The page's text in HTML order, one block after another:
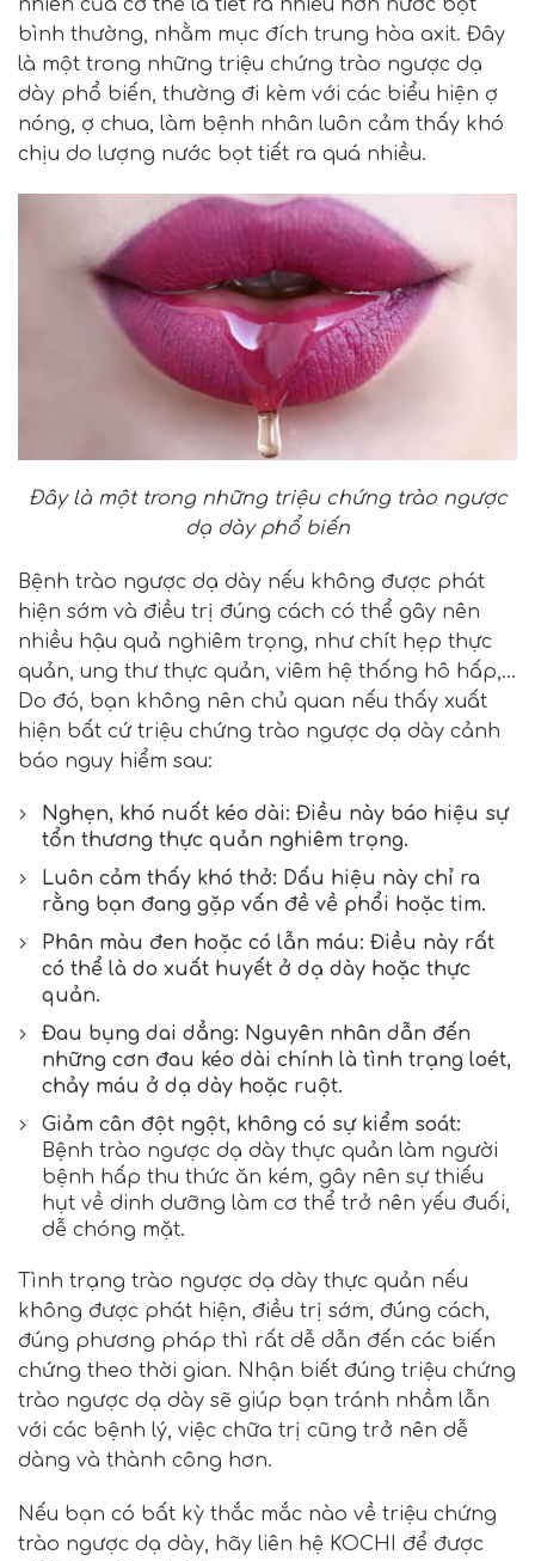
nhiên của cơ thể là tiết ra nhiều hơn nước bọt
bình thường, nhằm mục đích trung hòa axit. Đây
là một trong những triệu chứng trào ngược dạ
dày phổ biến, thường đi kèm với các biểu hiện ợ
nóng, ợ chua, làm bệnh nhân luôn cảm thấy khó
chịu do lượng nước bọt tiết ra quá nhiều.
Đây là một trong những triệu chứng trào ngược
dạ dày phổ biến
Bệnh trào ngược dạ dày nếu không được phát
hiện sớm và điều trị đúng cách có thể gây nên
nhiều hậu quả nghiêm trọng, như chít hẹp thực
quản, ung thư thực quản, viêm hệ thống hô hấp,…
Do đó, bạn không nên chủ quan nếu thấy xuất
hiện bất cứ triệu chứng trào ngược dạ dày cảnh
báo nguy hiểm sau:
Nghẹn, khó nuốt kéo dài: Điều này báo hiệu sự
tổn thương thực quản nghiêm trọng.
Luôn cảm thấy khó thở: Dấu hiệu này chỉ ra
rằng bạn đang gặp vấn đề về phổi hoặc tim.
Phân màu đen hoặc có lẫn máu: Điều này rất
có thể là do xuất huyết ở dạ dày hoặc thực
quản.
Đau bụng dai dẳng: Nguyên nhân dẫn đến
những cơn đau kéo dài chính là tình trạng loét,
chảy máu ở dạ dày hoặc ruột.
Giảm cân đột ngột, không có sự kiểm soát:
Bệnh trào ngược dạ dày thực quản làm người
bệnh hấp thu thức ăn kém, gây nên sự thiếu
hụt về dinh dưỡng làm cơ thể trở nên yếu đuối,
dễ chóng mặt.
Tình trạng trào ngược dạ dày thực quản nếu
không được phát hiện, điều trị sớm, đúng cách,
đúng phương pháp thì rất dễ dẫn đến các biến
chứng theo thời gian. Nhận biết đúng triệu chứng
trào ngược dạ dày sẽ giúp bạn tránh nhầm lẫn
với các bệnh lý, việc chữa trị cũng trở nên dễ
dàng và thành công hơn.
Nếu bạn có bất kỳ thắc mắc nào về triệu chứng
trào ngược dạ dày, hãy liên hệ KOCHI để được